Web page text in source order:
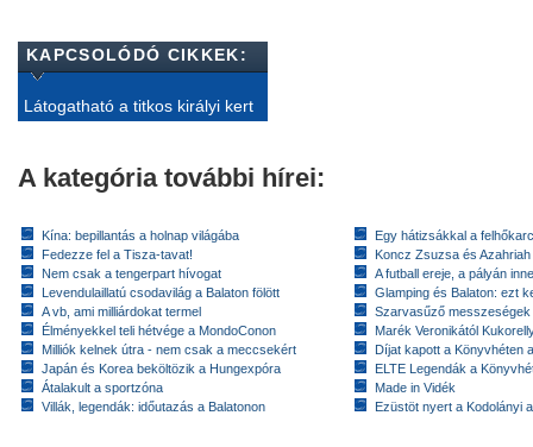
KAPCSOLÓDÓ CIKKEK:
Látogatható a titkos királyi kert
A kategória további hírei:
Kína: bepillantás a holnap világába
Fedezze fel a Tisza-tavat!
Nem csak a tengerpart hívogat
Levendulaillatú csodavilág a Balaton fölött
A vb, ami milliárdokat termel
Élményekkel teli hétvége a MondoConon
Milliók kelnek útra - nem csak a meccsekért
Japán és Korea beköltözik a Hungexpóra
Átalakult a sportzóna
Villák, legendák: időutazás a Balatonon
Egy hátizsákkal a
Koncz Zsuzsa és
A futball ereje, a pályán
Glamping és Balaton: ezt
Szarvasűző messzeségek
Marék Veronikától
Díjat kapott a Könyvhéten
ELTE Legendák a
Made in Vidék
Ezüstöt nyert a Kodolányi